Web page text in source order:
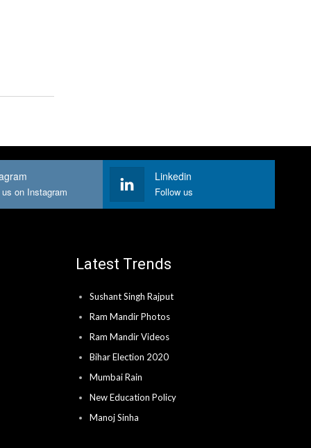
on Instagram
Linkedin
Follow us
Latest Trends
Sushant Singh Rajput
Ram Mandir Photos
Ram Mandir Videos
Bihar Election 2020
Mumbai Rain
New Education Policy
Manoj Sinha